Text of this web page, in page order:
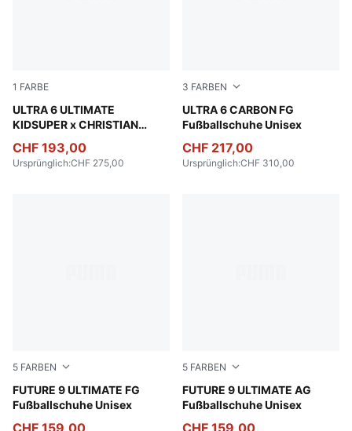
1 FARBE
ULTRA 6 ULTIMATE
KIDSUPER x CHRISTIAN
Unisex
PUMA White-Pink Lilac-Dusky Blue
CHF 193,00
Ursprünglich:CHF 275,00
3 FARBEN
ULTRA 6 CARBON FG
Fußballschuhe Unisex
Poison Pink-PUMA White-
CHF 217,00
Ursprünglich:CHF 310,00
5 FARBEN
FUTURE 9 ULTIMATE FG
Fußballschuhe Unisex
Poison Pink-Sun Stream-Bright Aqua-PUMA White
CHF 159,00
5 FARBEN
FUTURE 9 ULTIMATE AG
Fußballschuhe Unisex
Poison Pink-Sun Stream-
CHF 159,00